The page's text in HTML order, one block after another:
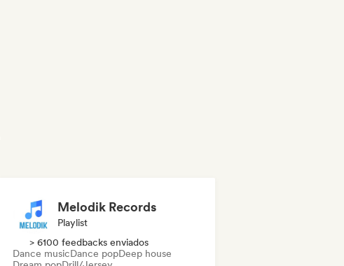
Melodik Records
Playlist
> 6100 feedbacks enviados
Dance musicDance popDeep house